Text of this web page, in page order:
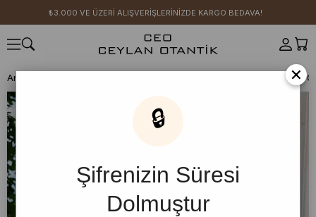
₺3.000 VE ÜZERİ ALIŞVERİŞLERİNİZDE KARGO BEDAVA!
Anasayfa Organik Keten Dantel Detay
×
🔒
Şifrenizin Süresi
Dolmuştur